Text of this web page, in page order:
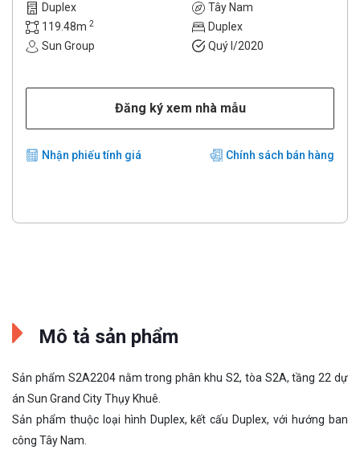
Duplex
Tây Nam
119.48m 2
Duplex
Sun Group
Quý I/2020
Đăng ký xem nhà mẫu
Nhận phiếu tính giá Chính sách bán hàng
Mô tả sản phẩm
Sản phẩm S2A2204 nằm trong phân khu S2, tòa S2A, tầng 22 dự
án Sun Grand City Thụy Khuê.
Sản phẩm thuộc loại hình Duplex, kết cấu Duplex, với hướng ban
công Tây Nam.